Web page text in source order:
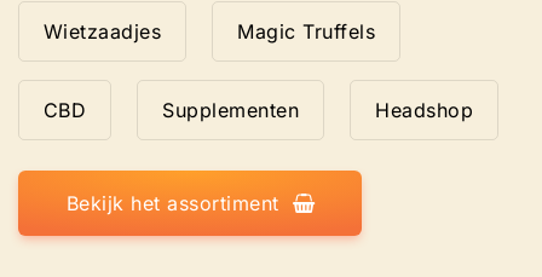
Wietzaadjes Magic Truffels
CBD Supplementen Headshop
Bekijk het assortiment